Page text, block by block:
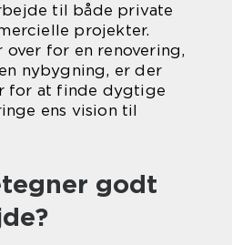
til både private
projekter.
over for en renovering,
nybygning, er der
for at finde dygtige
ens vision til
godt